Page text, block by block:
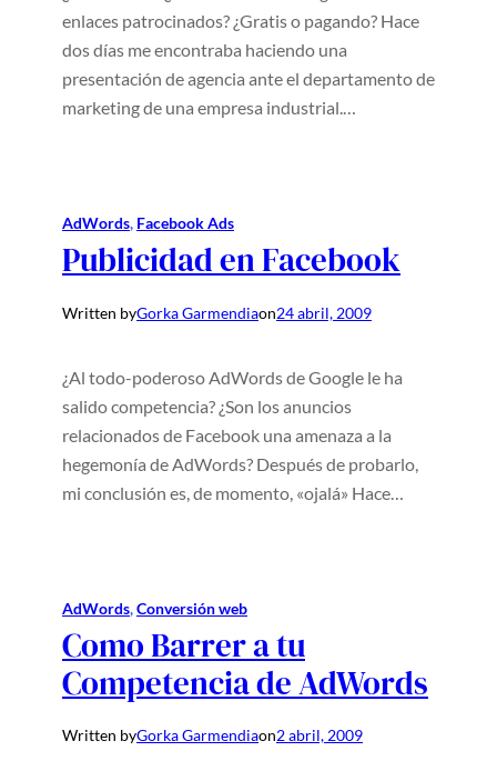
enlaces patrocinados? ¿Gratis o pagando? Hace
dos días me encontraba haciendo una
presentación de agencia ante el departamento de
marketing de una empresa industrial.…
AdWords, Facebook Ads
Publicidad en Facebook
Written byGorka Garmendiaon24 abril, 2009
¿Al todo-poderoso AdWords de Google le ha
salido competencia? ¿Son los anuncios
relacionados de Facebook una amenaza a la
hegemonía de AdWords? Después de probarlo,
mi conclusión es, de momento, «ojalá» Hace…
AdWords, Conversión web
Como Barrer a tu
Competencia de AdWords
Written byGorka Garmendiaon2 abril, 2009